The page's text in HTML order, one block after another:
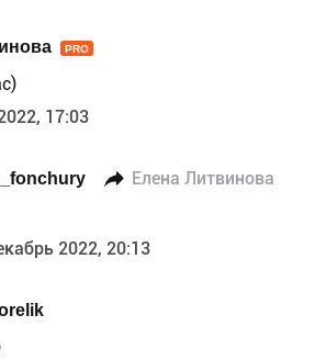
PRO
17:03
Елена Литвинова
2022, 20:13